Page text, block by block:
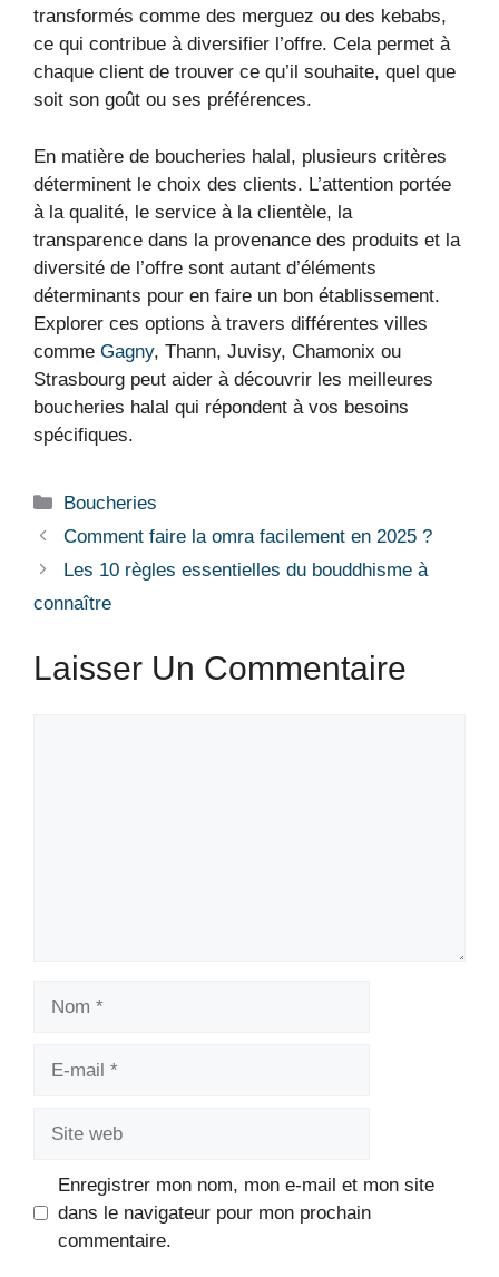
transformés comme des merguez ou des kebabs,
ce qui contribue à diversifier l’offre. Cela permet à
chaque client de trouver ce qu’il souhaite, quel que
soit son goût ou ses préférences.
En matière de boucheries halal, plusieurs critères
déterminent le choix des clients. L’attention portée
à la qualité, le service à la clientèle, la
transparence dans la provenance des produits et la
diversité de l’offre sont autant d’éléments
déterminants pour en faire un bon établissement.
Explorer ces options à travers différentes villes
comme Gagny, Thann, Juvisy, Chamonix ou
Strasbourg peut aider à découvrir les meilleures
boucheries halal qui répondent à vos besoins
spécifiques.
Boucheries
Comment faire la omra facilement en 2025 ?
Les 10 règles essentielles du bouddhisme à
connaître
Laisser Un Commentaire
Enregistrer mon nom, mon e-mail et mon site
dans le navigateur pour mon prochain
commentaire.